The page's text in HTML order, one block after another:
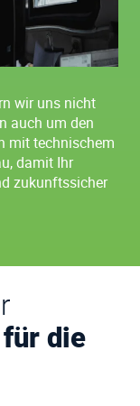
wir uns nicht
auch um den
mit technischem
damit Ihr
zukunftssicher
die